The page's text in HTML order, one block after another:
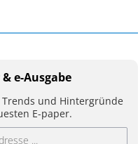
e-Ausgabe
und Hintergründe
E-paper.